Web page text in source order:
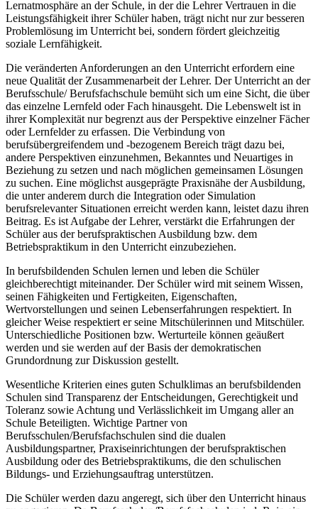
Lernatmosphäre an der Schule, in der die Lehrer Vertrauen in die
Leistungsfähigkeit ihrer Schüler haben, trägt nicht nur zur besseren
Problemlösung im Unterricht bei, sondern fördert gleichzeitig
soziale Lernfähigkeit.
Die veränderten Anforderungen an den Unterricht erfordern eine
neue Qualität der Zusammenarbeit der Lehrer. Der Unterricht an der
Berufsschule/ Berufsfachschule bemüht sich um eine Sicht, die über
das einzelne Lernfeld oder Fach hinausgeht. Die Lebenswelt ist in
ihrer Komplexität nur begrenzt aus der Perspektive einzelner Fächer
oder Lernfelder zu erfassen. Die Verbindung von
berufsübergreifendem und -bezogenem Bereich trägt dazu bei,
andere Perspektiven einzunehmen, Bekanntes und Neuartiges in
Beziehung zu setzen und nach möglichen gemeinsamen Lösungen
zu suchen. Eine möglichst ausgeprägte Praxisnähe der Ausbildung,
die unter anderem durch die Integration oder Simulation
berufsrelevanter Situationen erreicht werden kann, leistet dazu ihren
Beitrag. Es ist Aufgabe der Lehrer, verstärkt die Erfahrungen der
Schüler aus der berufspraktischen Ausbildung bzw. dem
Betriebspraktikum in den Unterricht einzubeziehen.
In berufsbildenden Schulen lernen und leben die Schüler
gleichberechtigt miteinander. Der Schüler wird mit seinem Wissen,
seinen Fähigkeiten und Fertigkeiten, Eigenschaften,
Wertvorstellungen und seinen Lebenserfahrungen respektiert. In
gleicher Weise respektiert er seine Mitschülerinnen und Mitschüler.
Unterschiedliche Positionen bzw. Werturteile können geäußert
werden und sie werden auf der Basis der demokratischen
Grundordnung zur Diskussion gestellt.
Wesentliche Kriterien eines guten Schulklimas an berufsbildenden
Schulen sind Transparenz der Entscheidungen, Gerechtigkeit und
Toleranz sowie Achtung und Verlässlichkeit im Umgang aller an
Schule Beteiligten. Wichtige Partner von
Berufsschulen/Berufsfachschulen sind die dualen
Ausbildungspartner, Praxiseinrichtungen der berufspraktischen
Ausbildung oder des Betriebspraktikums, die den schulischen
Bildungs- und Erziehungsauftrag unterstützen.
Die Schüler werden dazu angeregt, sich über den Unterricht hinaus